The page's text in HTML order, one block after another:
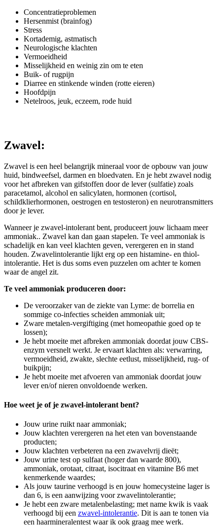
Concentratieproblemen
Hersenmist (brainfog)
Stress
Kortademig, astmatisch
Neurologische klachten
Vermoeidheid
Misselijkheid en weinig zin om te eten
Buik- of rugpijn
Diarree en stinkende winden (rotte eieren)
Hoofdpijn
Netelroos, jeuk, eczeem, rode huid
Zwavel:
Zwavel is een heel belangrijk mineraal voor de opbouw van jouw
huid, bindweefsel, darmen en bloedvaten. En je hebt zwavel nodig
voor het afbreken van gifstoffen door de lever (sulfatie) zoals
paracetamol, alcohol en salicylaten, hormonen (cortisol,
schildklierhormonen, oestrogen en testosteron) en neurotransmitters
door je lever.
Wanneer je zwavel-intolerant bent, produceert jouw lichaam meer
ammoniak.. Zwavel kan dan gaan stapelen. Te veel ammoniak is
schadelijk en kan veel klachten geven, verergeren en in stand
houden. Zwavelintolerantie lijkt erg op een histamine- en thiol-
intolerantie. Het is dus soms even puzzelen om achter te komen
waar de angel zit.
Te veel ammoniak produceren door:
De veroorzaker van de ziekte van Lyme: de borrelia en
sommige co-infecties scheiden ammoniak uit;
Zware metalen-vergiftiging (met homeopathie goed op te
lossen);
Je hebt moeite met afbreken ammoniak doordat jouw CBS-
enzym versnelt werkt. Je ervaart klachten als: verwarring,
vermoeidheid, zwakte, slechte eetlust, misselijkheid, rug- of
buikpijn;
Je hebt moeite met afvoeren van ammoniak doordat jouw
lever en/of nieren onvoldoende werken.
Hoe weet je of je zwavel-intolerant bent?
Jouw urine ruikt naar ammoniak;
Jouw klachten verergeren na het eten van bovenstaande
producten;
Jouw klachten verbeteren na een zwavelvrij dieët;
Jouw urine test op sulfaat (hoger dan waarde 800),
ammoniak, orotaat, citraat, isocitraat en vitamine B6 met
kenmerkende waardes;
Als jouw taurine verhoogd is en jouw homecysteine lager is
dan 6, is een aanwijzing voor zwavelintolerantie;
Je hebt een zware metalenbelasting; met name kwik is vaak
verhoogd bij een zwavel-intolerantie. Dit is aan te tonen via
een haarmineralentest waar ik ook graag mee werk.